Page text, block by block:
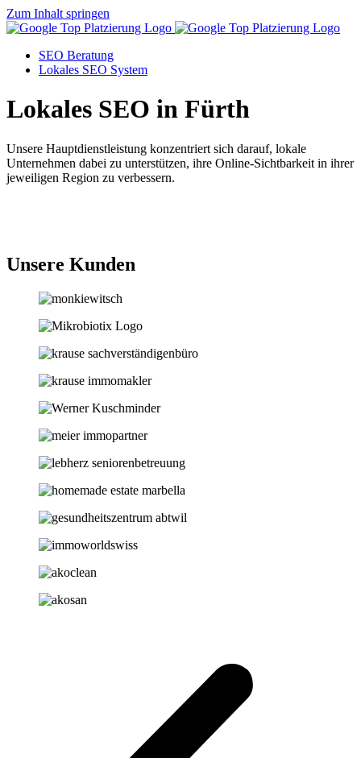
Zum Inhalt springen
SEO Beratung
Lokales SEO System
Lokales SEO in Fürth
Unsere Hauptdienstleistung konzentriert sich darauf, lokale
Unternehmen dabei zu unterstützen, ihre Online-Sichtbarkeit in ihrer
jeweiligen Region zu verbessern.
Unsere Kunden